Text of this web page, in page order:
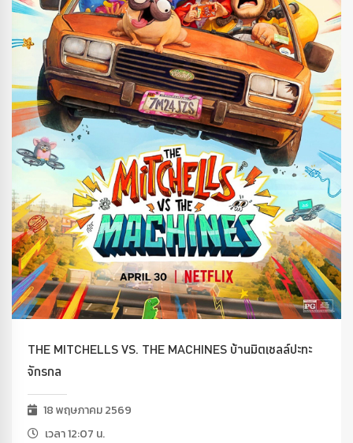
THE MITCHELLS VS. THE MACHINES บ้านมิตเชลล์ปะทะ
จักรกล
18 พฤษภาคม 2569
เวลา 12:07 น.